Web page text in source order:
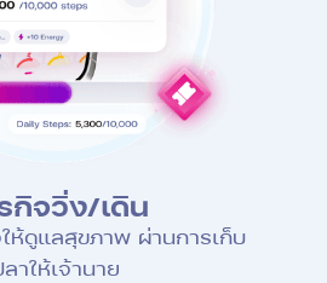
กิจวิ่ง/เดิน
ห้ดูแลสุขภาพ ผ่านการเก็บ
าให้เจ้านาย